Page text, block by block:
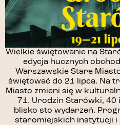
Wielkie świętowanie na
edycja hucznych
Warszawskie Stare
świętować do 21 lipca. Na
Miasto zmieni się w
71. Urodzin Starówki, 40
blisko sto wydarzeń.
staromiejskich instytucji i